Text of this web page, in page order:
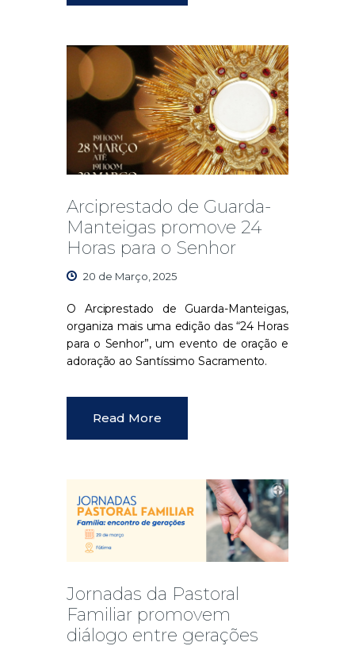
Arciprestado de Guarda-
Manteigas promove 24
Horas para o Senhor
20 de Março, 2025
O Arciprestado de Guarda-Manteigas,
organiza mais uma edição das“24 Horas
para o Senhor”, um evento de oração e
adoração ao Santíssimo Sacramento.
Read More
Jornadas da Pastoral
Familiar promovem
diálogo entre gerações